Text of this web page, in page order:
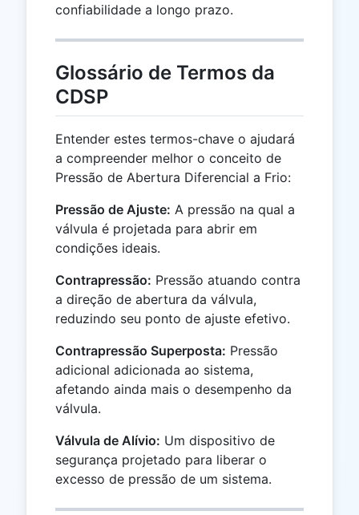
confiabilidade a longo prazo.
Glossário de Termos da
CDSP
Entender estes termos-chave o ajudará
a compreender melhor o conceito de
Pressão de Abertura Diferencial a Frio:
Pressão de Ajuste: A pressão na qual a
válvula é projetada para abrir em
condições ideais.
Contrapressão: Pressão atuando contra
a direção de abertura da válvula,
reduzindo seu ponto de ajuste efetivo.
Contrapressão Superposta: Pressão
adicional adicionada ao sistema,
afetando ainda mais o desempenho da
válvula.
Válvula de Alívio: Um dispositivo de
segurança projetado para liberar o
excesso de pressão de um sistema.